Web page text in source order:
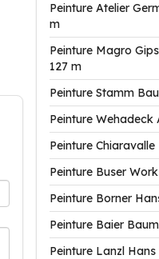
Peinture Atelier
m
Peinture Magro
127 m
Peinture Stamm
Peinture Wehadeck
Peinture
Peinture Buser
Peinture Borner
Peinture Baier
Peinture Lanzl Hans